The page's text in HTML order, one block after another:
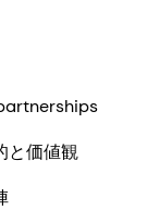
と価値観